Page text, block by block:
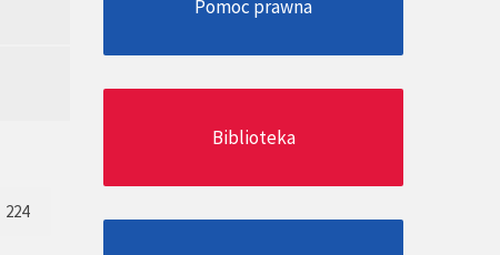
224
Pomoc prawna
Biblioteka